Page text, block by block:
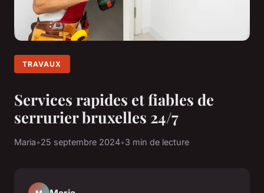
TRAVAUX
Services rapides et fiables de
serrurier bruxelles 24/7
Maria•25 septembre 2024•3 min de lecture